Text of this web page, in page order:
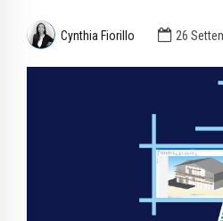
Cynthia Fiorillo 26